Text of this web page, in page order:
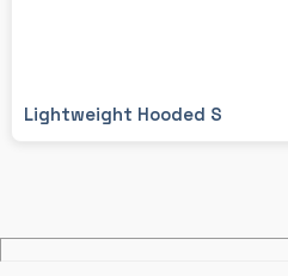
Lightweight Hooded S